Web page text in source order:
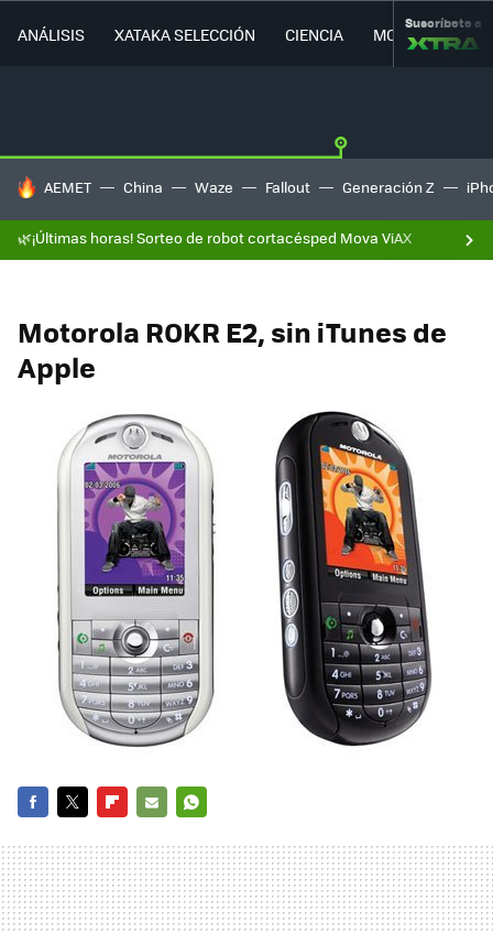
ANÁLISIS XATAKA SELECCIÓN CIENCIA MOVILIDAD
Suscríbete a
HOY SE HABLA DE
AEMET China Waze Fallout Generación Z
🌿¡Últimas horas! Sorteo de robot cortacésped Mova ViAX
Motorola ROKR E2, sin iTunes de
Apple
MAIL